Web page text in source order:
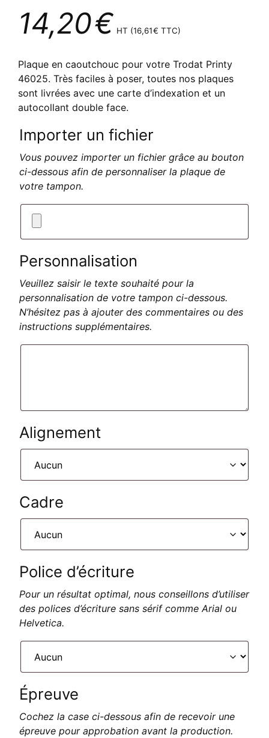
14,20€ HT (16,61€ TTC)
Plaque en caoutchouc pour votre Trodat Printy
46025. Très faciles à poser, toutes nos plaques
sont livrées avec une carte d’indexation et un
autocollant double face.
Importer un fichier
Vous pouvez importer un fichier grâce au bouton
ci-dessous afin de personnaliser la plaque de
votre tampon.
Personnalisation
Veuillez saisir le texte souhaité pour la
personnalisation de votre tampon ci-dessous.
N’hésitez pas à ajouter des commentaires ou des
instructions supplémentaires.
Alignement
Cadre
Police d’écriture
Pour un résultat optimal, nous conseillons d’utiliser
des polices d’écriture sans sérif comme Arial ou
Helvetica.
Épreuve
Cochez la case ci-dessous afin de recevoir une
épreuve pour approbation avant la production.